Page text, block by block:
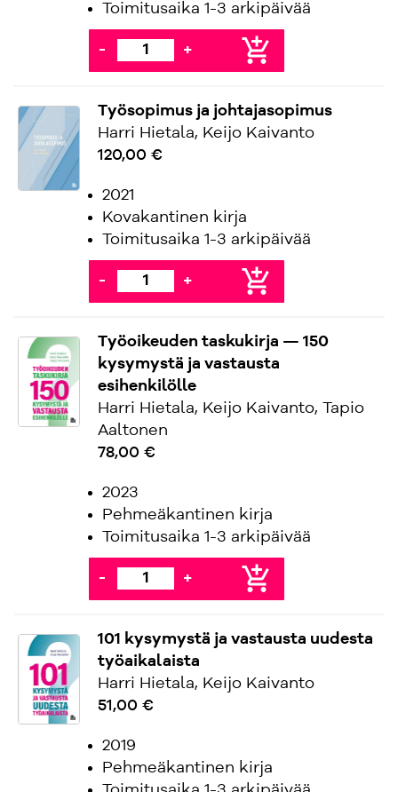
Toimitusaika 1-3 arkipäivää
- + add_shopping_cart
Työsopimus ja johtajasopimus
Harri Hietala, Keijo Kaivanto
120,00 €
2021
Kovakantinen kirja
Toimitusaika 1-3 arkipäivää
- + add_shopping_cart
Työoikeuden taskukirja — 150
kysymystä ja vastausta
esihenkilölle
Harri Hietala, Keijo Kaivanto, Tapio
Aaltonen
78,00 €
2023
Pehmeäkantinen kirja
Toimitusaika 1-3 arkipäivää
- + add_shopping_cart
101 kysymystä ja vastausta uudesta
työaikalaista
Harri Hietala, Keijo Kaivanto
51,00 €
2019
Pehmeäkantinen kirja